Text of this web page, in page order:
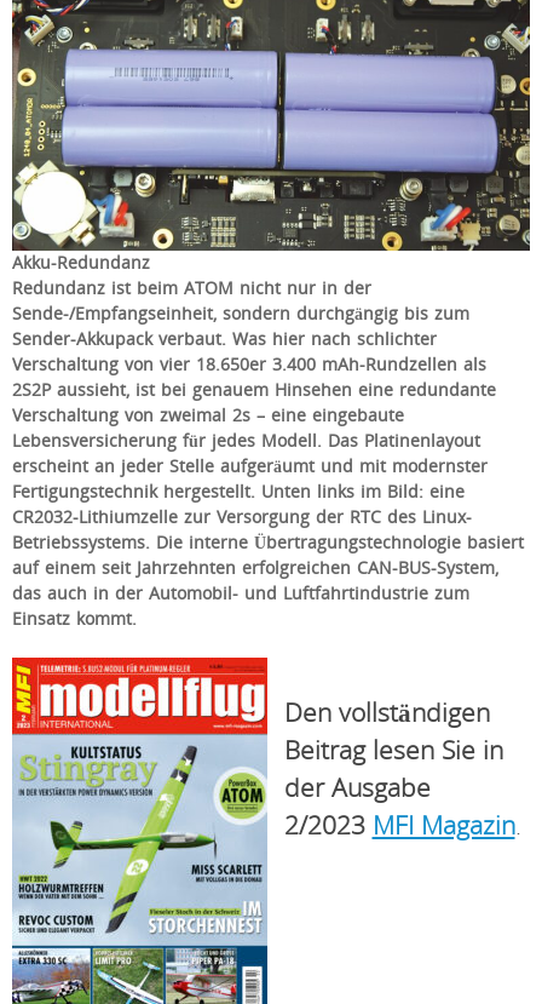
Akku-Redundanz
Redundanz ist beim ATOM nicht nur in der
Sende-/Empfangseinheit, sondern durchgängig bis zum
Sender-Akkupack verbaut. Was hier nach schlichter
Verschaltung von vier 18.650er 3.400 mAh-Rundzellen als
2S2P aussieht, ist bei genauem Hinsehen eine redundante
Verschaltung von zweimal 2s – eine eingebaute
Lebensversicherung für jedes Modell. Das Platinenlayout
erscheint an jeder Stelle aufgeräumt und mit modernster
Fertigungstechnik hergestellt. Unten links im Bild: eine
CR2032-Lithiumzelle zur Versorgung der RTC des Linux-
Betriebssystems. Die interne Übertragungstechnologie basiert
auf einem seit Jahrzehnten erfolgreichen CAN-BUS-System,
das auch in der Automobil- und Luftfahrtindustrie zum
Einsatz kommt.
Den vollständigen
Beitrag lesen Sie in
der Ausgabe
2/2023 MFI Magazin.